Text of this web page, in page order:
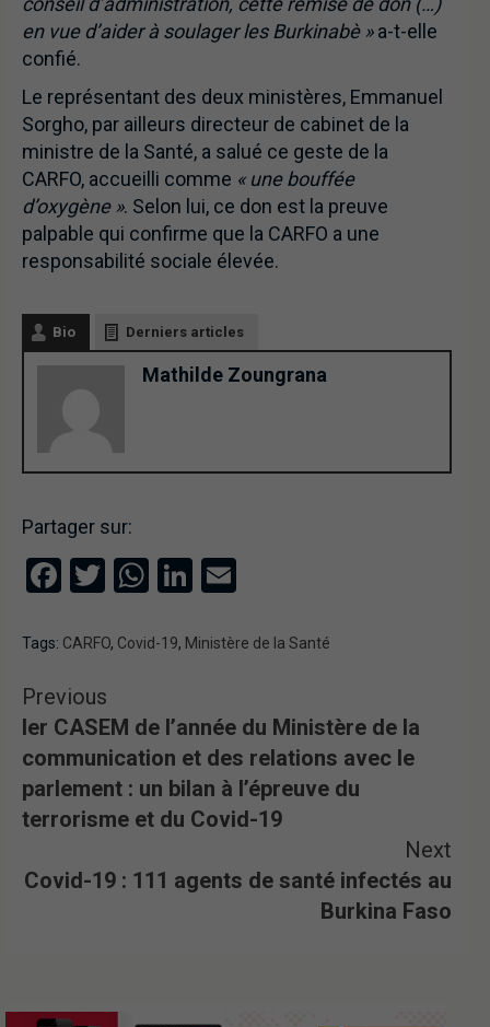
en vue d’aider à soulager les Burkinabè »a-t-elle
confié.
Le représentant des deux ministères, Emmanuel
Sorgho, par ailleurs directeur de cabinet de la
ministre de la Santé, a salué ce geste de la
CARFO, accueilli comme « une bouffée
d’oxygène ». Selon lui, ce don est la preuve
palpable qui confirme que la CARFO a une
responsabilité sociale élevée.
Bio Derniers articles
Mathilde Zoungrana
Partager sur:
Facebook
TwitterWhatsApp
LinkedIn
Tags: CARFO, Covid-19, Ministère de la Santé
Previous
Ier CASEM de l’année du Ministère de la
communication et des relations avec le
parlement : un bilan à l’épreuve du
terrorisme et du Covid-19
Next
Covid-19 : 111 agents de santé infectés au
Burkina Faso